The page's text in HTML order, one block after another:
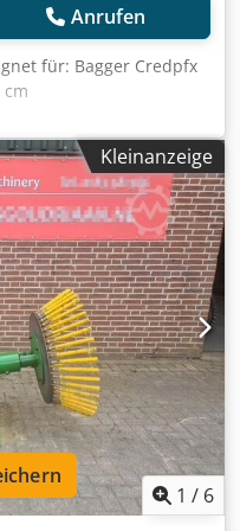
Interne-Nr: 010101 =
an Marius Herden,
Anrufen
für: Bagger Credpfx
Kleinanzeige
1 / 6